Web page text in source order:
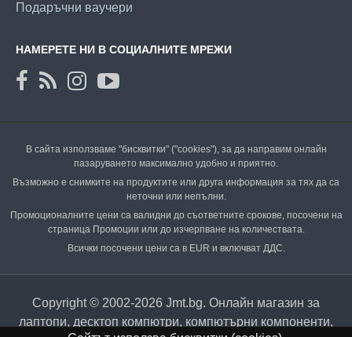
Подаръчни ваучери
НАМЕРЕТЕ НИ В СОЦИАЛНИТЕ МРЕЖИ
В сайта използваме "бисквитки" ("cookies"), за да направим онлайн
пазаруването максимално удобно и приятно.
Възможно е снимките на продуктите или друга информация за тях да са
неточни или непълни.
Промоционалните цени са валидни до съответните срокове, посочени на
страница Промоции или до изчерпване на количествата.
Всички посочени цени са в EUR и включват ДДС.
Copyright © 2002-2026 Jmt.bg. Онлайн магазин за
лаптопи, десктоп компютри, компютърни компоненти,